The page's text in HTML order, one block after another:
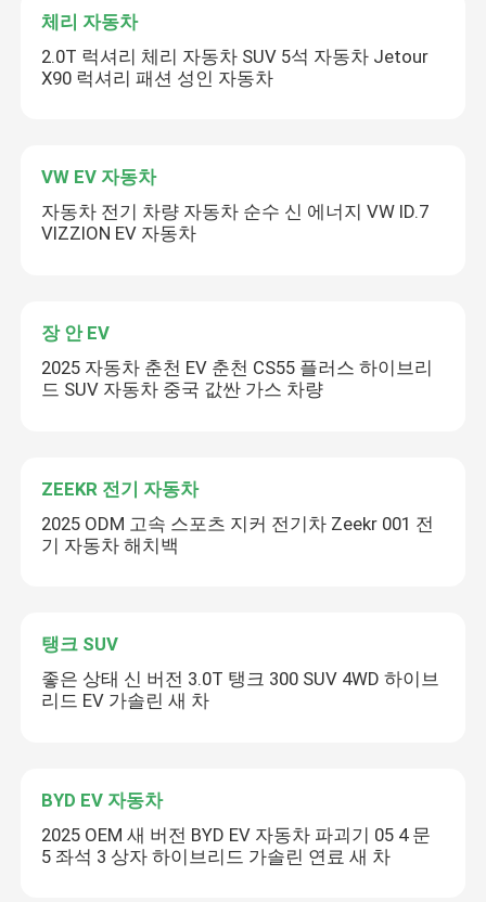
체리 자동차
2.0T 럭셔리 체리 자동차 SUV 5석 자동차 Jetour
X90 럭셔리 패션 성인 자동차
VW EV 자동차
자동차 전기 차량 자동차 순수 신 에너지 VW ID.7
VIZZION EV 자동차
장 안 EV
2025 자동차 춘천 EV 춘천 CS55 플러스 하이브리
드 SUV 자동차 중국 값싼 가스 차량
ZEEKR 전기 자동차
2025 ODM 고속 스포츠 지커 전기차 Zeekr 001 전
기 자동차 해치백
탱크 SUV
좋은 상태 신 버전 3.0T 탱크 300 SUV 4WD 하이브
리드 EV 가솔린 새 차
BYD EV 자동차
2025 OEM 새 버전 BYD EV 자동차 파괴기 05 4 문
5 좌석 3 상자 하이브리드 가솔린 연료 새 차